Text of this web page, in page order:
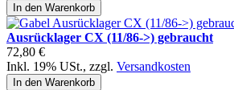
In den Warenkorb
Ausrücklager CX (11/86->) gebraucht
72,80 €
Inkl. 19% USt., zzgl. Versandkosten
In den Warenkorb